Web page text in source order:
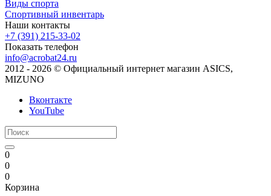
Виды спорта
Спортивный инвентарь
Наши контакты
+7 (391) 215-33-02
Показать телефон
info@acrobat24.ru
2012 - 2026 © Официальный интернет магазин ASICS,
MIZUNO
Вконтакте
YouTube
0
0
0
Корзина